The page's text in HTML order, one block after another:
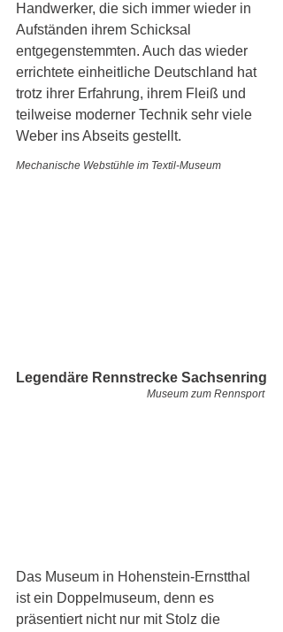
Handwerker, die sich immer wieder in
Aufständen ihrem Schicksal
entgegenstemmten. Auch das wieder
errichtete einheitliche Deutschland hat
trotz ihrer Erfahrung, ihrem Fleiß und
teilweise moderner Technik sehr viele
Weber ins Abseits gestellt.
Mechanische Webstühle im Textil-Museum
Legendäre Rennstrecke Sachsenring
Museum zum Rennsport
Das Museum in Hohenstein-Ernstthal
ist ein Doppelmuseum, denn es
präsentiert nicht nur mit Stolz die